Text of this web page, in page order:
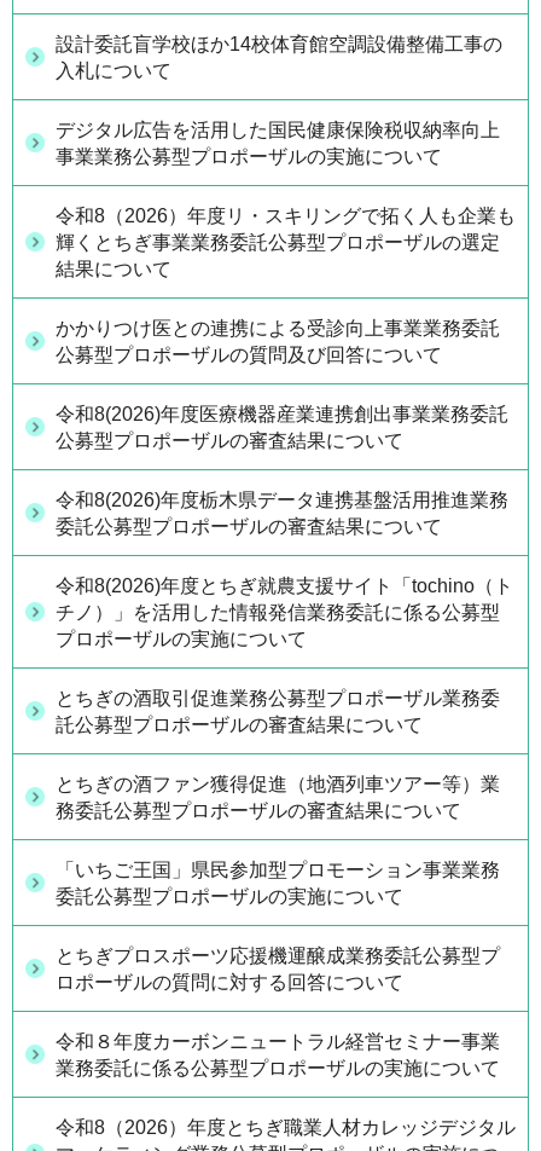
設計委託盲学校ほか14校体育館空調設備整備工事の
入札について
デジタル広告を活用した国民健康保険税収納率向上
事業業務公募型プロポーザルの実施について
令和8（2026）年度リ・スキリングで拓く人も企業も
輝くとちぎ事業業務委託公募型プロポーザルの選定
結果について
かかりつけ医との連携による受診向上事業業務委託
公募型プロポーザルの質問及び回答について
令和8(2026)年度医療機器産業連携創出事業業務委託
公募型プロポーザルの審査結果について
令和8(2026)年度栃木県データ連携基盤活用推進業務
委託公募型プロポーザルの審査結果について
令和8(2026)年度とちぎ就農支援サイト「tochino（ト
チノ）」を活用した情報発信業務委託に係る公募型
プロポーザルの実施について
とちぎの酒取引促進業務公募型プロポーザル業務委
託公募型プロポーザルの審査結果について
とちぎの酒ファン獲得促進（地酒列車ツアー等）業
務委託公募型プロポーザルの審査結果について
「いちご王国」県民参加型プロモーション事業業務
委託公募型プロポーザルの実施について
とちぎプロスポーツ応援機運醸成業務委託公募型プ
ロポーザルの質問に対する回答について
令和８年度カーボンニュートラル経営セミナー事業
業務委託に係る公募型プロポーザルの実施について
令和8（2026）年度とちぎ職業人材カレッジデジタル